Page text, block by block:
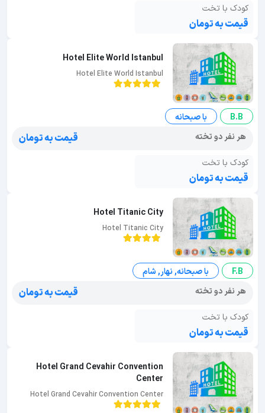
کودک با تخت
قیمت به تومان
Hotel Elite World Istanbul
Hotel Elite World Istanbul
B.B
با صبحانه
هر نفر دو تخته
قیمت به تومان
کودک با تخت
قیمت به تومان
Hotel Titanic City
Hotel Titanic City
F.B
با صبحانه, نهار, شام
هر نفر دو تخته
قیمت به تومان
کودک با تخت
قیمت به تومان
Hotel Grand Cevahir Convention
Center
Hotel Grand Cevahir Convention Center